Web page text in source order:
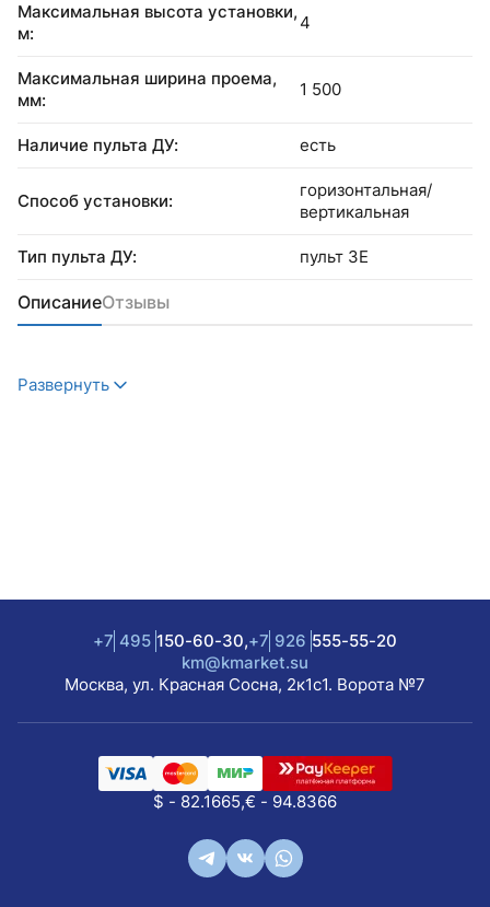
Максимальная высота установки,
м:
4
Максимальная ширина проема,
мм:
1 500
Наличие пульта ДУ: есть
Способ установки:
горизонтальная/
вертикальная
Тип пульта ДУ: пульт 3Е
ОписаниеОтзывы
Развернуть
+7 495 150-60-30,+7 926 555-55-20
km@kmarket.su
Москва, ул. Красная Сосна, 2к1с1. Ворота №7
$ - 82.1665,€ - 94.8366